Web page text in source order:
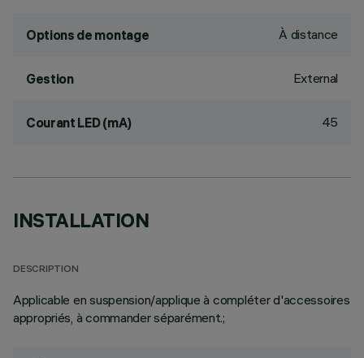
Options de montage À distance
Gestion External
Courant LED (mA) 45
INSTALLATION
DESCRIPTION
Applicable en suspension/applique à compléter d'accessoires
appropriés, à commander séparément.;